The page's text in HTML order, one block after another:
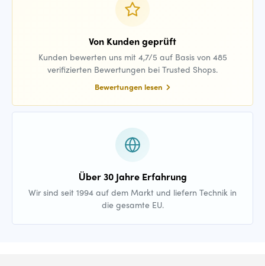
Von Kunden geprüft
Kunden bewerten uns mit 4,7/5 auf Basis von 485
verifizierten Bewertungen bei Trusted Shops.
Bewertungen lesen
Über 30 Jahre Erfahrung
Wir sind seit 1994 auf dem Markt und liefern Technik in
die gesamte EU.